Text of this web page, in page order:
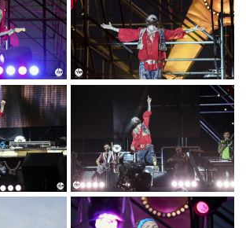
BEACH
PARTY2_PH©TITTI
FABOZZI.JPG
DSC_0584 JOVA
BEACH
PARTY2_PH©TITTI
FABOZZI.JPG
DSC_0669 JOVA